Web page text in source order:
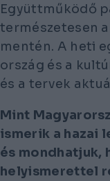
Együttműködő
természetesen
mentén. A heti
ország és a
és a tervek
Mint
ismerik a hazai
és mondhatjuk,
helyismerettel